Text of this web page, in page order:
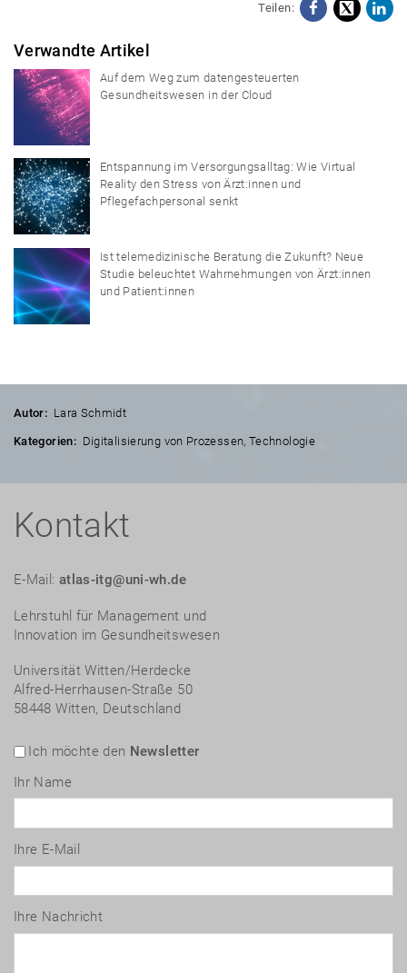
Teilen: X
Verwandte Artikel
Auf dem Weg zum datengesteuerten
Gesundheitswesen in der Cloud
Entspannung im Versorgungsalltag: Wie Virtual
Reality den Stress von Ärzt:innen und
Pflegefachpersonal senkt
Ist telemedizinische Beratung die Zukunft? Neue
Studie beleuchtet Wahrnehmungen von Ärzt:innen
und Patient:innen
Autor: Lara Schmidt
Kategorien: Digitalisierung von Prozessen, Technologie
Kontakt
E-Mail: atlas-itg@uni-wh.de
Lehrstuhl für Management und
Innovation im Gesundheitswesen
Universität Witten/Herdecke
Alfred-Herrhausen-Straße 50
58448 Witten, Deutschland
Ich möchte den Newsletter
Ihr Name
Ihre E-Mail
Ihre Nachricht